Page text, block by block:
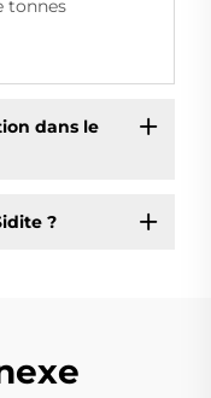
tonnes
dans le
?